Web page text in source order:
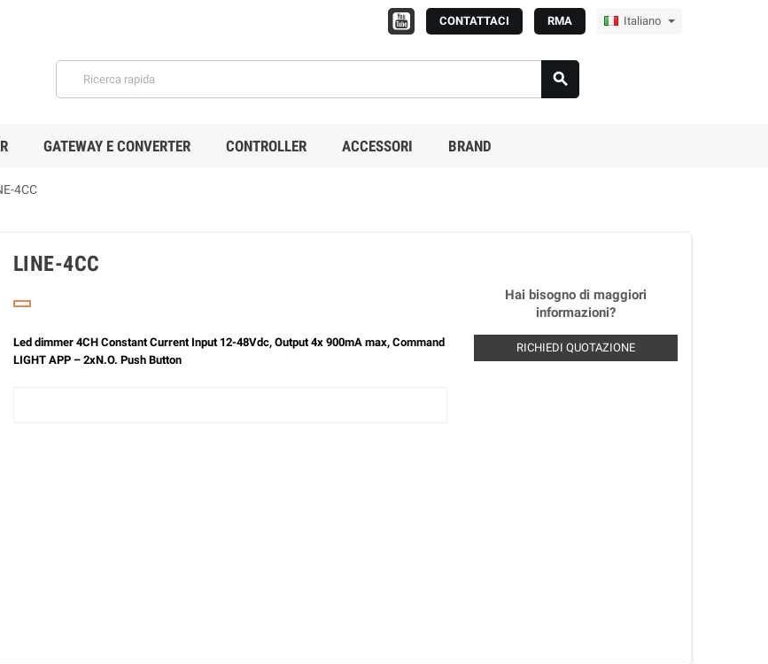
CONTATTACI RMA Italiano

GATEWAY E CONVERTER CONTROLLER ACCESSORI BRAND
4CC
LINE-4CC
Led dimmer 4CH Constant Current Input 12-48Vdc, Output 4x 900mA max, Command
LIGHT APP – 2xN.O. Push Button
Hai bisogno di maggiori
informazioni?
RICHIEDI QUOTAZIONE